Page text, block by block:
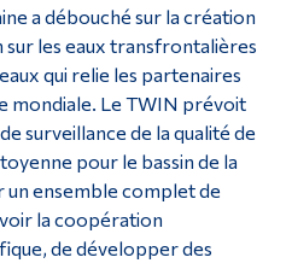
a débouché sur la création
les eaux transfrontalières
qui relie les partenaires
mondiale. Le TWIN prévoit
surveillance de la qualité de
pour le bassin de la
ensemble complet de
la coopération
de développer des